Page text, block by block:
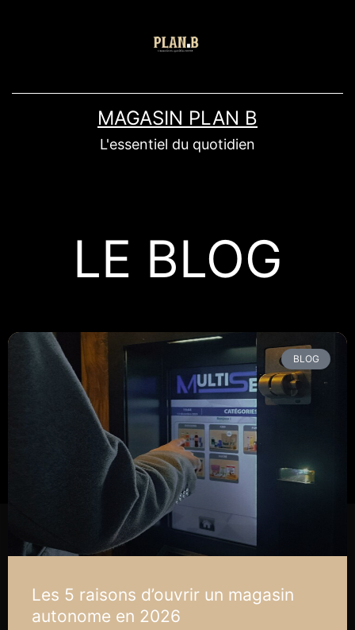
MAGASIN PLAN B
L'essentiel du quotidien
LE BLOG
BLOG
Les 5 raisons d’ouvrir un magasin
autonome en 2026